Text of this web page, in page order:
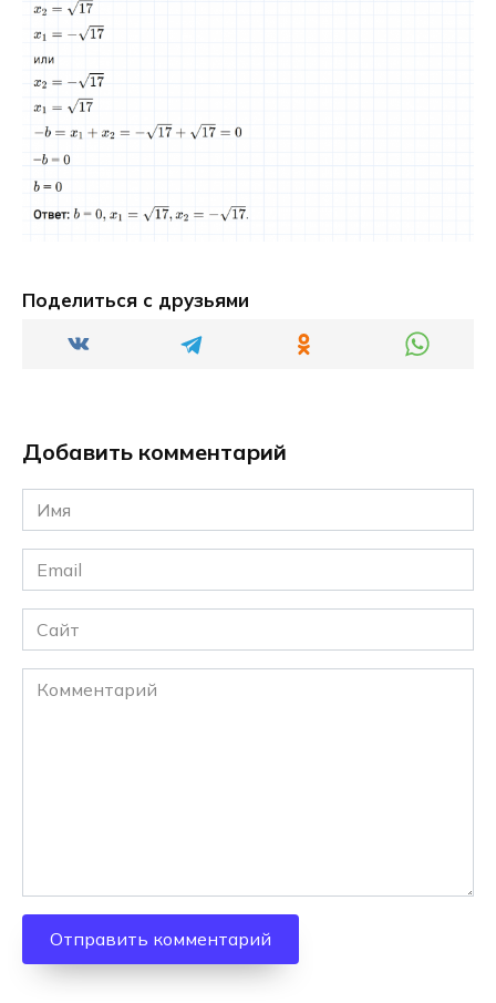
Поделиться с друзьями
Добавить комментарий
Имя
*
Email
*
Сайт
Комментарий